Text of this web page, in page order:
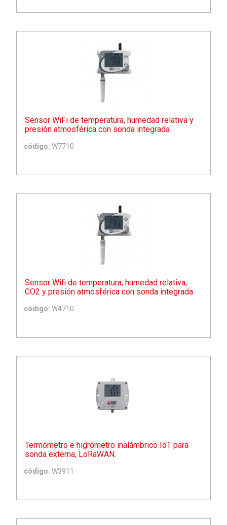
Sensor WiFi de temperatura, humedad relativa y
presión atmosférica con sonda integrada
código: W7710
Sensor Wifi de temperatura, humedad relativa,
CO2 y presión atmosférica con sonda integrada
código: W4710
Termómetro e higrómetro inalámbrico IoT para
sonda externa, LoRaWAN.
código: W3911